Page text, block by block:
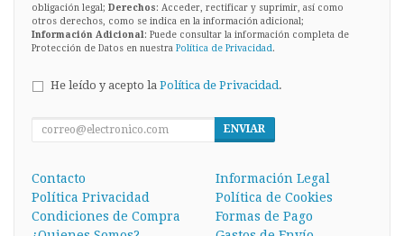
obligación legal; Derechos: Acceder, rectificar y suprimir, así como
otros derechos, como se indica en la información adicional;
Información Adicional : Puede consultar la información completa de
Protección de Datos en nuestra Política de Privacidad .
He leído y acepto la Política de Privacidad.
ENVIAR
Contacto
Información Legal
Política Privacidad
Política de Cookies
Condiciones de Compra
Formas de Pago